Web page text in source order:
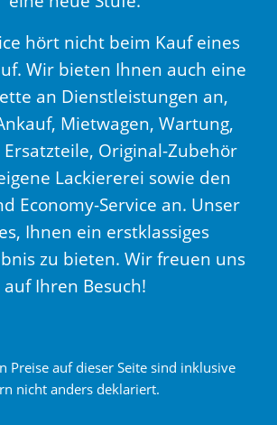
hört nicht beim Kauf eines
Wir bieten Ihnen auch eine
an Dienstleistungen an,
Mietwagen, Wartung,
Original-Zubehör
Lackiererei sowie den
Economy-Service an. Unser
Ihnen ein erstklassiges
zu bieten. Wir freuen uns
auf Ihren Besuch!
Preise auf dieser Seite sind inklusive
nicht anders deklariert.